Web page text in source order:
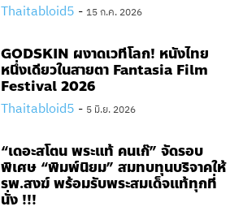
Thaitabloid5 - 15 ก.ค. 2026
GODSKIN ผงาดเวทีโลก! หนังไทย
หนึ่งเดียวในสายตา Fantasia Film
Festival 2026
Thaitabloid5 - 5 มิ.ย. 2026
“เดอะสโตน พระแท้ คนเก๊” จัดรอบ
พิเศษ “พิมพ์นิยม” สมทบทุนบริจาคให้
รพ.สงฆ์ พร้อมรับพระสมเด็จแท้ทุกที่
นั่ง !!!